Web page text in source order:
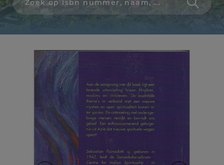
op
isbn
schrijver,